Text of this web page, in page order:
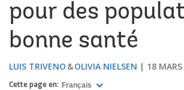
pour des
bonne santé
LUIS TRIVENO OLIVIA NIELSEN 18
Cette page en: Français